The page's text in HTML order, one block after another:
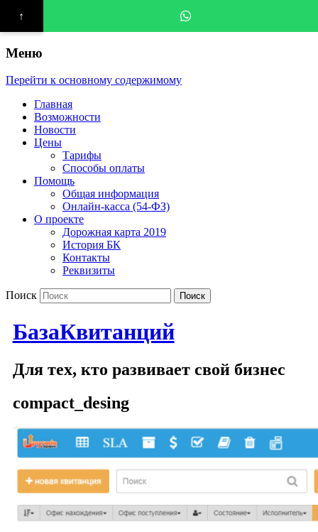
Меню
Перейти к основному содержимому
Главная
Возможности
Новости
Цены
Тарифы
Способы оплаты
Помощь
Общая информация
Онлайн-касса (54-ФЗ)
О проекте
Дорожная карта 2019
История БК
Контакты
Реквизиты
Поиск
БазаКвитанций
Для тех, кто развивает свой бизнес
compact_desing
↑